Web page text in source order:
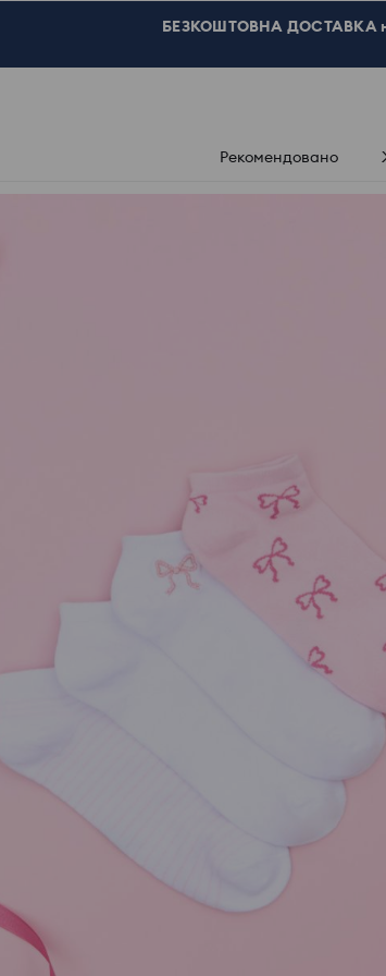
БЕЗКОШТОВНА ДОСТАВКА на
Рекомендовано